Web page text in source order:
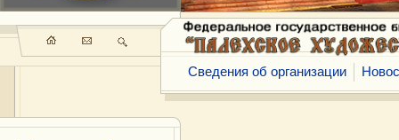
Сведения об организации